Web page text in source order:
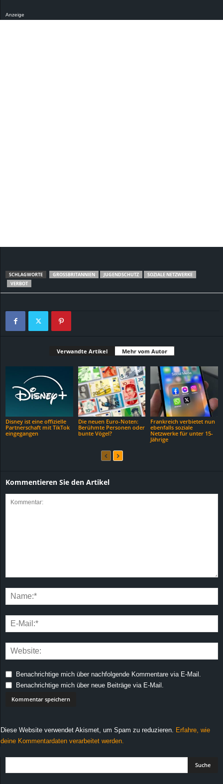
Anzeige
SCHLAGWORTE GROSSBRITANNIEN JUGENDSCHUTZ
SOZIALE NETZWERKE
VERBOT
Verwandte Artikel Mehr vom Autor
Disney ist eine offizielle
Partnerschaft mit TikTok
eingegangen
Die neuen Euro-Noten:
Berühmte Personen oder
bunte Vögel?
Frankreich verbietet nun
ebenfalls soziale
Netzwerke für unter 15-
Jährige
Kommentieren Sie den Artikel
Benachrichtige mich über nachfolgende Kommentare via E-Mail.
Benachrichtige mich über neue Beiträge via E-Mail.
Diese Website verwendet Akismet, um Spam zu reduzieren. Erfahre, wie
deine Kommentardaten verarbeitet werden.